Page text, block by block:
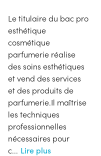
Le titulaire du bac pro
esthétique
cosmétique
parfumerie réalise
des soins esthétiques
et vend des services
et des produits de
parfumerie.Il maîtrise
les techniques
professionnelles
nécessaires pour
c... Lire plus